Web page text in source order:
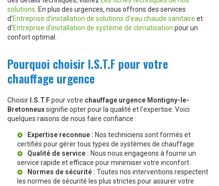
solutions . En plus des urgences, nous offrons des services
d'Entreprise d'installation de solutions d’eau chaude sanitaire et
d'Entreprise d'installation de système de climatisation pour un
confort optimal.
Pourquoi choisir I.S.T.F pour votre
chauffage urgence
Choisir I.S.T.Fpour votre chauffage urgence Montigny-le-
Bretonneuxsignifie opter pour la qualité et l'expertise. Voici
quelques raisons de nous faire confiance :
Expertise reconnue : Nos techniciens sont formés et
certifiés pour gérer tous types de systèmes de chauffage.
Qualité de service : Nous nous engageons à fournir un
service rapide et efficace pour minimiser votre inconfort.
Normes de sécurité : Toutes nos interventions respectent
les normes de sécurité les plus strictes pour assurer votre